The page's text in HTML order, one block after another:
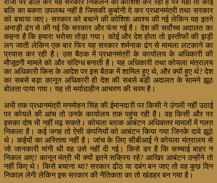
बलि का बकरा उपलब्ध नहीं है जिसकी कुर्बानी दे कर प्रधानमंत्री तथा सरकार
को बचाया जाए। सरकार को बचाने की कोशिश अवश्य की गई लेकिन यह इतने
अनाड़ी ढंग से की गई कि सरकार और फंस गई है। देश की सर्वोच्च अदालत का
कहना है कि हमारा भरोसा तोड़ा गया। कोई और देश होता तो इस्तीफों की झड़ी
लग जाती लेकिन एक बार फिर यह सरकार शर्मनाक ढंग से मामला लटकाने का
प्रयास कर रही है। उस बैठक में प्रधानमंत्री के कार्यालय के अधिकारी की
मौजूदगी मामले को और संदिग्ध बनाती है। यह अधिकारी तथा कोयला मंत्रालय
का अधिकारी किस के आदेश पर इस बैठक में शामिल हुए थे, और क्यों हुए थे? देश
का सबसे बड़ा कानून अधिकारी ही देश की सबसे बड़ी अदालत के सामने झूठ
बोलता पाया गया। यह तो मर्यादाहीन आचरण की चरम है।
अभी तक प्रधानमंत्री मनमोहन सिंह की ईमानदारी पर किसी ने उंगली नहीं उठाई
पर कोयले की आंच तो उनके कार्यालय तक पहुंच रही है। वह किसी और पर
इसका दोष भी नहीं मढ़ सकते। कोयला ब्लाक आबंटन अधिकतर मामलों में गलत
निकला है। कई जगह तो ऐसी कंपनियों को आबंटन किया गया जिनके दावे झूठे
थे। कईयों का अस्तित्व नहीं है। जांच के लिए सीबीआई ने कोयला मंत्रालय से
जो जानकारी मांगी थी वह उसे नहीं दी गई। किसे डर है कि सच्चाई बाहर न
निकल आए? कानून मंत्री भी क्यों इतने सक्रिय रहे? आखिर आबंटन उन्होंने तो
नहीं किए थे। किसे बचाना था? सरकार ढीठ या दबंग बन जाए तो वह कुछ दिन
निकाल लेगी लेकिन इस सरकार की नैतिकता का तो खंडहर बन गया है।